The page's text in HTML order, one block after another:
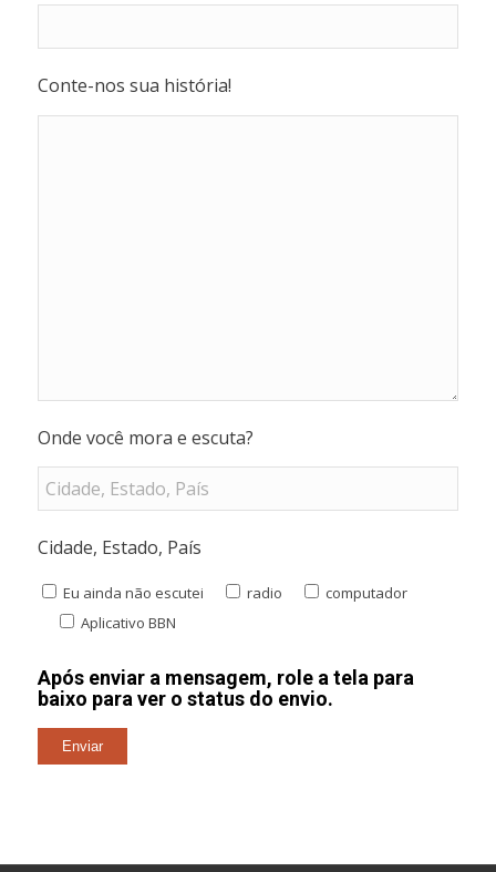
Conte-nos sua história!
Onde você mora e escuta?
Cidade, Estado, País
Eu ainda não escutei radio
computador
Aplicativo BBN
Após enviar a mensagem, role a tela para
baixo para ver o status do envio.